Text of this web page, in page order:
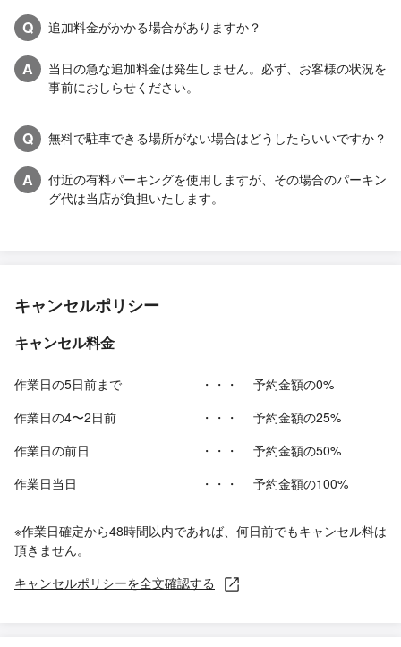
Q
追加料金がかかる場合がありますか？
A
当日の急な追加料金は発生しません。必ず、お客様の状況を
事前におしらせください。
Q 無料で駐車できる場所がない場合はどうしたらいいですか？
A
付近の有料パーキングを使用しますが、その場合のパーキン
グ代は当店が負担いたします。
キャンセルポリシー
キャンセル料金
作業日の5日前まで ・・・
予約金額の0%
作業日の4〜2日前
・・・
予約金額の25%
作業日の前日
・・・
予約金額の50%
作業日当日
・・・ 予約金額の100%
※作業日確定から48時間以内であれば、何日前でもキャンセル料は
頂きません。
キャンセルポリシーを全文確認する